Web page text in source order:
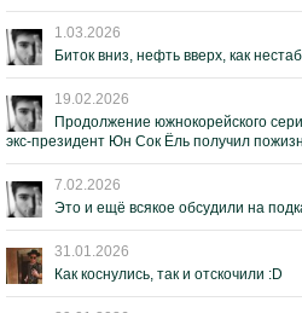
1.03.2026
Биток вниз, нефть вверх, как
19.02.2026
Продолжение южнокорейского
экс-президент Юн Сок Ёль получил
7.02.2026
Это и ещё всякое обсудили на
31.01.2026
Как коснулись, так и отскочили :D